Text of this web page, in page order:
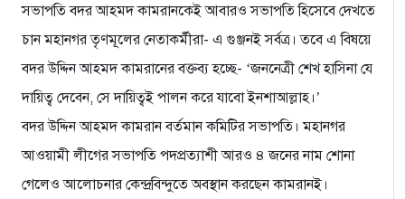
সভাপতি বদর আহমদ কামরানকেই আবারও সভাপতি হিসেবে দেখতে
চান মহানগর তৃণমূলের নেতাকর্মীরা- এ গুঞ্জনই সর্বত্র। তবে এ বিষয়ে
বদর উদ্দিন আহমদ কামরানের বক্তব্য হচ্ছে- ‘জননেত্রী শেখ হাসিনা যে
দায়িত্ব দেবেন, সে দায়িত্বই পালন করে যাবো ইনশাআল্লাহ।’
বদর উদ্দিন আহমদ কামরান বর্তমান কমিটির সভাপতি। মহানগর
আওয়ামী লীগের সভাপতি পদপ্রত্যাশী আরও ৪ জনের নাম শোনা
গেলেও আলোচনার কেন্দ্রবিন্দুতে অবস্থান করছেন কামরানই।